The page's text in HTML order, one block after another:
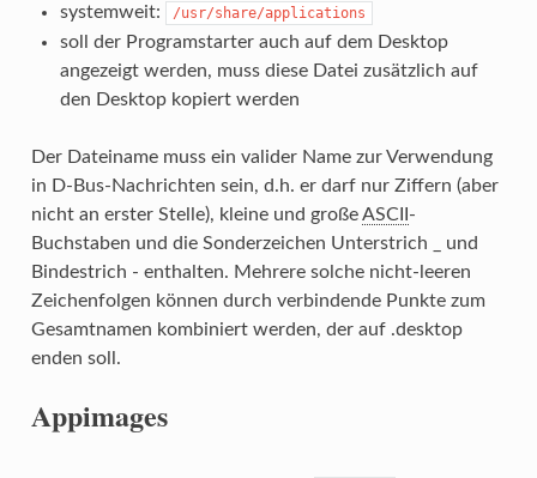
systemweit: /usr/share/applications
soll der Programstarter auch auf dem Desktop
angezeigt werden, muss diese Datei zusätzlich auf
den Desktop kopiert werden
Der Dateiname muss ein valider Name zur Verwendung
in D-Bus-Nachrichten sein, d.h. er darf nur Ziffern (aber
nicht an erster Stelle), kleine und großeASCII -
Buchstaben und die Sonderzeichen Unterstrich _ und
Bindestrich - enthalten. Mehrere solche nicht-leeren
Zeichenfolgen können durch verbindende Punkte zum
Gesamtnamen kombiniert werden, der auf .desktop
enden soll.
Appimages